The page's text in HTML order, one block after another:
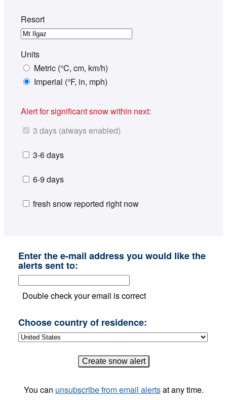
Resort
Units
Metric (°C, cm, km/h)
Imperial (°F, in, mph)
Alert for significant snow within next:
3 days (always enabled)
3-6 days
6-9 days
fresh snow reported right now
Enter the e-mail address you would like the
alerts sent to:
Double check your email is correct
Choose country of residence:
You can unsubscribe from email alertsat any time.